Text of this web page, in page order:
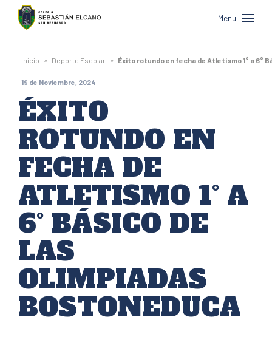
Colegio
Sebastián
Elcano
de
San
Bernardo
Menu
Inicio » Deporte Escolar » Éxito rotundo en fecha de Atletismo 1° a 6°
19 de Noviembre, 2024
ÉXITO
ROTUNDO EN
FECHA DE
ATLETISMO 1° A
6° BÁSICO DE
LAS
OLIMPIADAS
BOSTONEDUCA